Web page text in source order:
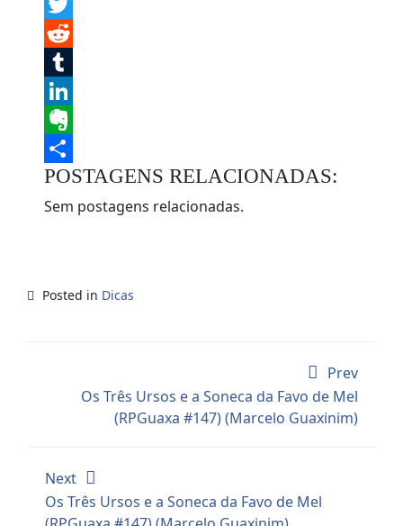
Facebook
Twitter
Reddit
Tumblr
LinkedIn
Evernote
Share
POSTAGENS RELACIONADAS:
Sem postagens relacionadas.
Posted in Dicas
Prev
Os Três Ursos e a Soneca da Favo de Mel
(RPGuaxa #147) (Marcelo Guaxinim)
Next
Os Três Ursos e a Soneca da Favo de Mel